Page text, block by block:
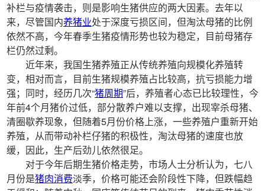
补栏与疫情袭击，则是影响生猪供应的两大因素。去年以
来，尽管国内养猪业处于深度亏损区间，但淘汰母猪的比例
依然不高，今年春季生猪疫情形势也较为稳定，目前母猪存
栏仍然过剩。
近年来，我国生猪养殖正从传统养殖向规模化养殖转
变，相对而言，目前生猪规模养殖占比较高，抗亏损能力增
强；同时，经历几次“猪周期”后，养殖者心态已比较理性，今
年前4个月猪价过低，部分散养户难以支撑，出现宰杀母猪、
清圈歇养现象，但随着5月份价格上涨，一些养殖户重新开始
养殖，从而带动补栏仔猪的积极性，淘汰母猪的速度也放
缓，因此，生产后劲儿依然很足。
对于今年后期生猪价格走势，市场人士分析认为，七八
月份是猪肉消费淡季，价格可能还会阶段性下降，但跌幅趋